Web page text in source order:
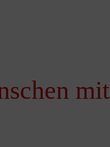
mit